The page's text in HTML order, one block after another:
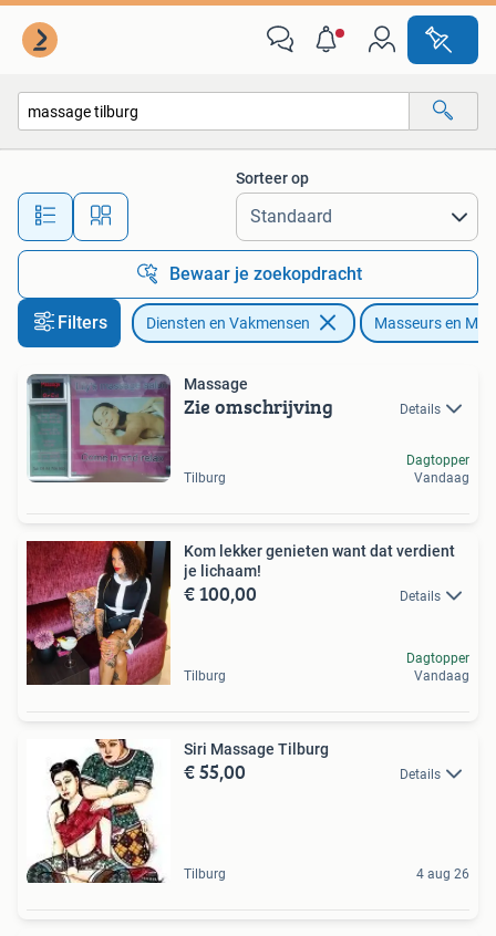
Alle afstanden…
Sorteer op
Bewaar je zoekopdracht
Filters Diensten en Vakmensen Masseurs en
Massage
Zie omschrijving Details
Tilburg
Dagtopper
Vandaag
Kom lekker genieten want dat verdient
je lichaam!
€ 100,00 Details
Tilburg
Dagtopper
Vandaag
Siri Massage Tilburg
€ 55,00 Details
Tilburg 4 aug 26